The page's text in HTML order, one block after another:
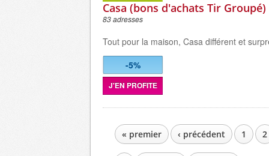
Casa (bons d'achats Tir Groupé)
83 adresses
Tout pour la maison, Casa différent et
-5%
J'EN PROFITE
PAGES« premier ‹ précédent 1 2